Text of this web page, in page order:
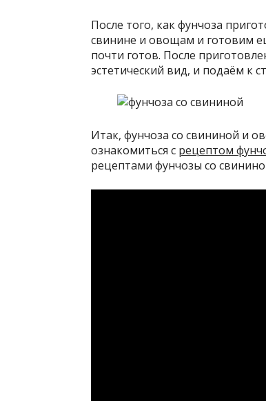
После того, как фунчоза
свинине и овощам и готовим
почти готов. После
эстетический вид, и подаём к
Итак, фунчоза со свининой и
ознакомиться с рецептом
рецептами фунчозы со